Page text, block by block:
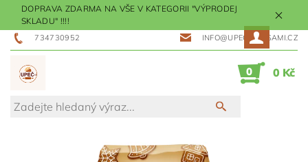
DOPRAVA ZDARMA NA VŠE V KATEGORII "VÝPRODEJ
SKLADU" !!!!
734730952 INFO@UPECMESISAMI.CZ
0 0 Kč